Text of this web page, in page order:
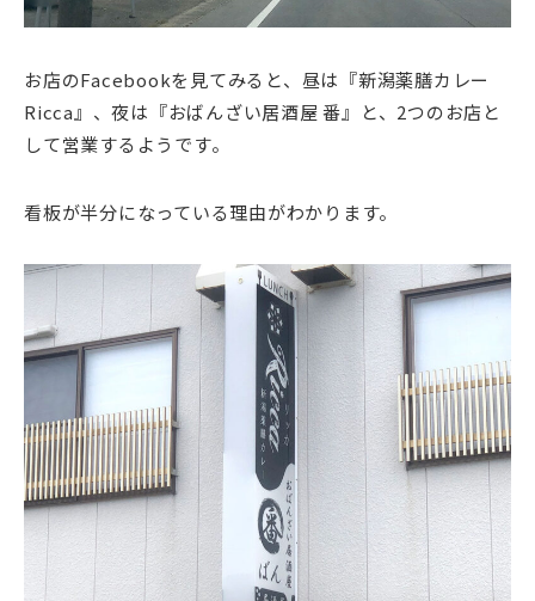
お店のFacebookを見てみると、昼は『新潟薬膳カレー
Ricca』、夜は『おばんざい居酒屋 番』と、2つのお店と
して営業するようです。
看板が半分になっている理由がわかります。